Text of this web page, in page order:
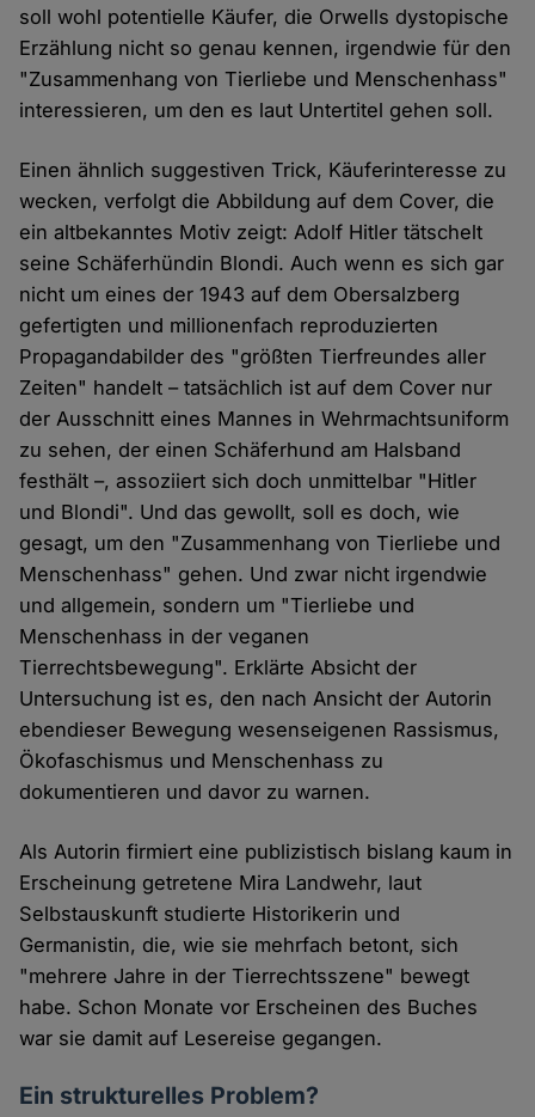
soll wohl potentielle Käufer, die Orwells dystopische
Erzählung nicht so genau kennen, irgendwie für den
"Zusammenhang von Tierliebe und Menschenhass"
interessieren, um den es laut Untertitel gehen soll.
Einen ähnlich suggestiven Trick, Käuferinteresse zu
wecken, verfolgt die Abbildung auf dem Cover, die
ein altbekanntes Motiv zeigt: Adolf Hitler tätschelt
seine Schäferhündin Blondi. Auch wenn es sich gar
nicht um eines der 1943 auf dem Obersalzberg
gefertigten und millionenfach reproduzierten
Propagandabilder des "größten Tierfreundes aller
Zeiten" handelt – tatsächlich ist auf dem Cover nur
der Ausschnitt eines Mannes in Wehrmachtsuniform
zu sehen, der einen Schäferhund am Halsband
festhält –, assoziiert sich doch unmittelbar "Hitler
und Blondi". Und das gewollt, soll es doch, wie
gesagt, um den "Zusammenhang von Tierliebe und
Menschenhass" gehen. Und zwar nicht irgendwie
und allgemein, sondern um "Tierliebe und
Menschenhass in der veganen
Tierrechtsbewegung". Erklärte Absicht der
Untersuchung ist es, den nach Ansicht der Autorin
ebendieser Bewegung wesenseigenen Rassismus,
Ökofaschismus und Menschenhass zu
dokumentieren und davor zu warnen.
Als Autorin firmiert eine publizistisch bislang kaum in
Erscheinung getretene Mira Landwehr, laut
Selbstauskunft studierte Historikerin und
Germanistin, die, wie sie mehrfach betont, sich
"mehrere Jahre in der Tierrechtsszene" bewegt
habe. Schon Monate vor Erscheinen des Buches
war sie damit auf Lesereise gegangen.
Ein strukturelles Problem?